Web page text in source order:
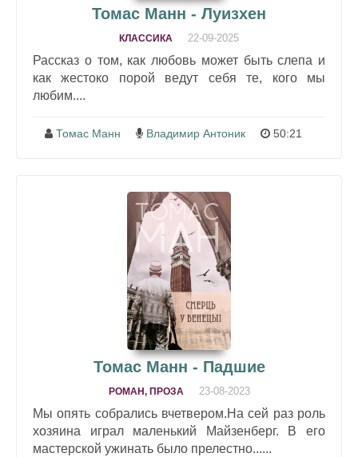
Томас Манн - Луизхен
КЛАССИКА 22-09-2025
Рассказ о том, как любовь может быть слепа и
как жестоко порой ведут себя те, кого мы
любим....
Томас Манн Владимир Антоник 50:21
Томас Манн - Падшие
РОМАН, ПРОЗА 23-08-2023
Мы опять собрались вчетвером.На сей раз роль
хозяина играл маленький Майзенберг. В его
мастерской ужинать было прелестно......